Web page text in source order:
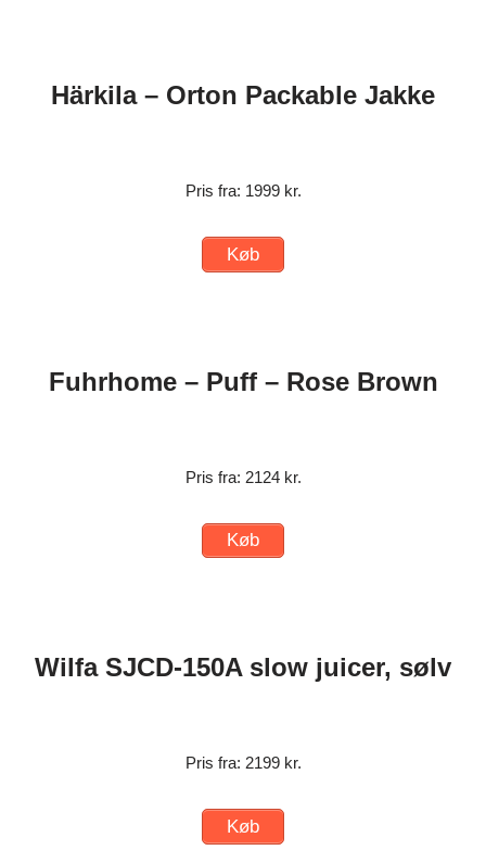
Härkila – Orton Packable Jakke
Pris fra: 1999 kr.
Køb
Fuhrhome – Puff – Rose Brown
Pris fra: 2124 kr.
Køb
Wilfa SJCD-150A slow juicer, sølv
Pris fra: 2199 kr.
Køb